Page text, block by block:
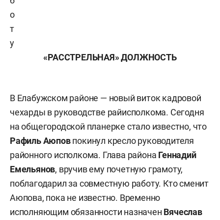
о
т
у
«РАССТРЕЛЬНАЯ» ДОЛЖНОСТЬ
В Елабужском районе — новый виток кадровой
чехарды в руководстве райисполкома. Сегодня
на общегородской планерке стало известно, что
Рафиль Аюповпокинул кресло руководителя
районного исполкома. Глава района Геннадий
Емельянов, вручив ему почетную грамоту,
поблагодарил за совместную работу. Кто сменит
Аюпова, пока не известно. Временно
исполняющим обязанности назначен Вячеслав